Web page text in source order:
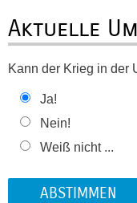
Aktuelle
Kann der Krieg in der
Ja!
Nein!
Weiß nicht ...